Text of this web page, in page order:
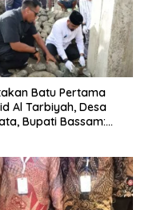
Batu Pertama
Al Tarbiyah, Desa
Bupati Bassam: